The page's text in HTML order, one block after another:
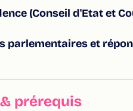
(Conseil d'Etat et
parlementaires et
prérequis